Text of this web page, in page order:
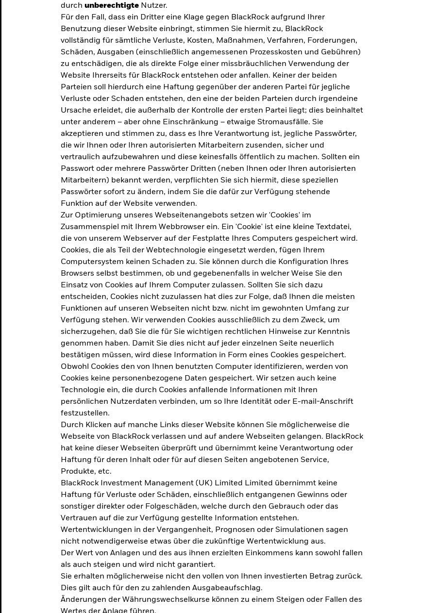
Die
in
das am
verfolgt das
demografische und
Vorschläge, um das
Den Bericht für Deutschland herunterladen
Den Bericht für Europa herunterladen
durch unberechtigte Nutzer.
Für den Fall, dass ein Dritter eine Klage gegen BlackRock aufgrund Ihrer
Benutzung dieser Website einbringt, stimmen Sie hiermit zu, BlackRock
vollständig für sämtliche Verluste, Kosten, Maßnahmen, Verfahren, Forderungen,
Schäden, Ausgaben (einschließlich angemessenen Prozesskosten und Gebühren)
zu entschädigen, die als direkte Folge einer missbräuchlichen Verwendung der
Website Ihrerseits für BlackRock entstehen oder anfallen. Keiner der beiden
Parteien soll hierdurch eine Haftung gegenüber der anderen Partei für jegliche
Verluste oder Schaden entstehen, den eine der beiden Parteien durch irgendeine
Ursache erleidet, die außerhalb der Kontrolle der ersten Partei liegt; dies beinhaltet
unter anderem – aber ohne Einschränkung – etwaige Stromausfälle. Sie
akzeptieren und stimmen zu, dass es Ihre Verantwortung ist, jegliche Passwörter,
die wir Ihnen oder Ihren autorisierten Mitarbeitern zusenden, sicher und
vertraulich aufzubewahren und diese keinesfalls öffentlich zu machen. Sollten ein
Passwort oder mehrere Passwörter Dritten (neben Ihnen oder Ihren autorisierten
Mitarbeitern) bekannt werden, verpflichten Sie sich hiermit, diese speziellen
Passwörter sofort zu ändern, indem Sie die dafür zur Verfügung stehende
Funktion auf der Website verwenden.
Zur Optimierung unseres Webseitenangebots setzen wir 'Cookies' im
Zusammenspiel mit Ihrem Webbrowser ein. Ein 'Cookie' ist eine kleine Textdatei,
die von unserem Webserver auf der Festplatte Ihres Computers gespeichert wird.
Cookies, die als Teil der Webtechnologie eingesetzt werden, fügen Ihrem
Computersystem keinen Schaden zu. Sie können durch die Konfiguration Ihres
Browsers selbst bestimmen, ob und gegebenenfalls in welcher Weise Sie den
Einsatz von Cookies auf Ihrem Computer zulassen. Sollten Sie sich dazu
entscheiden, Cookies nicht zuzulassen hat dies zur Folge, daß Ihnen die meisten
Funktionen auf unseren Webseiten nicht bzw. nicht im gewohnten Umfang zur
Verfügung stehen. Wir verwenden Cookies ausschließlich zu dem Zweck, um
sicherzugehen, daß Sie die für Sie wichtigen rechtlichen Hinweise zur Kenntnis
genommen haben. Damit Sie dies nicht auf jeder einzelnen Seite neuerlich
bestätigen müssen, wird diese Information in Form eines Cookies gespeichert.
Obwohl Cookies den von Ihnen benutzten Computer identifizieren, werden von
Cookies keine personenbezogene Daten gespeichert. Wir setzen auch keine
Technologie ein, die durch Cookies anfallende Informationen mit Ihren
persönlichen Nutzerdaten verbinden, um so Ihre Identität oder E-mail-Anschrift
festzustellen.
Durch Klicken auf manche Links dieser Website können Sie möglicherweise die
Webseite von BlackRock verlassen und auf andere Webseiten gelangen. BlackRock
hat keine dieser Webseiten überprüft und übernimmt keine Verantwortung oder
Haftung für deren Inhalt oder für auf diesen Seiten angebotenen Service,
Produkte, etc.
BlackRock Investment Management (UK) Limited Limited übernimmt keine
Haftung für Verluste oder Schäden, einschließlich entgangenen Gewinns oder
sonstiger direkter oder Folgeschäden, welche durch den Gebrauch oder das
Vertrauen auf die zur Verfügung gestellte Information entstehen.
Wertentwicklungen in der Vergangenheit, Prognosen oder Simulationen sagen
nicht notwendigerweise etwas über die zukünftige Wertentwicklung aus.
Der Wert von Anlagen und des aus ihnen erzielten Einkommens kann sowohl fallen
als auch steigen und wird nicht garantiert.
Sie erhalten möglicherweise nicht den vollen von Ihnen investierten Betrag zurück.
Dies gilt auch für den zu zahlenden Ausgabeaufschlag.
Änderungen der Währungswechselkurse können zu einem Steigen oder Fallen des